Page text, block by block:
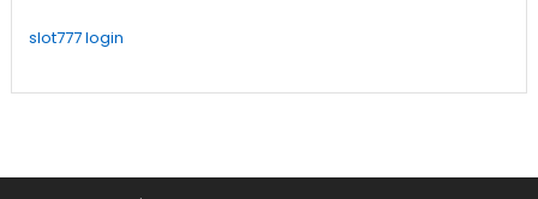
slot777 login